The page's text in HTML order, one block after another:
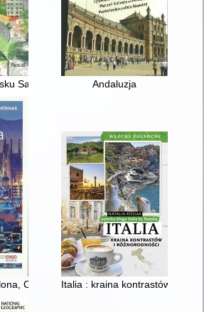
Sagrady, w cieniu palm
Andaluzja
Costa Brava i Costa Dorada
Italia : kraina kontrastów i